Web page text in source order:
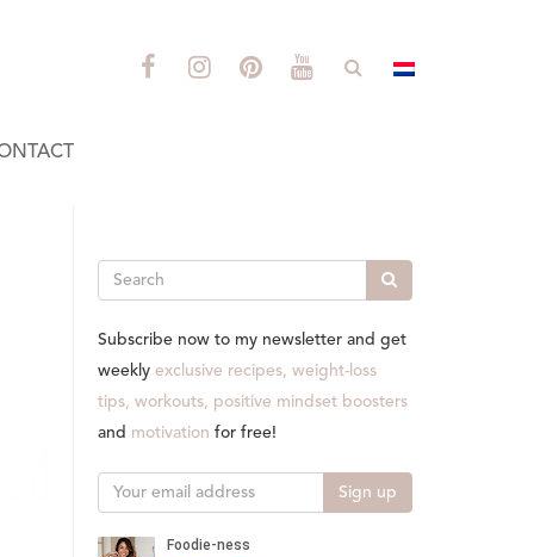
Search
Subscribe now to my newsletter and get
weekly exclusive recipes, weight-loss
tips, workouts, positive mindset boosters
and motivation for free!